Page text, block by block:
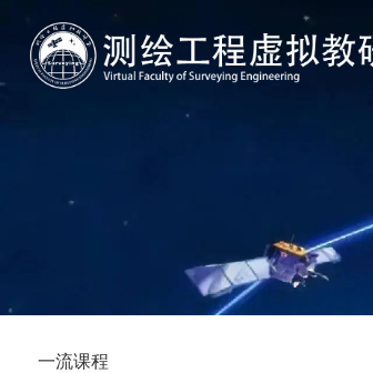
一流课程